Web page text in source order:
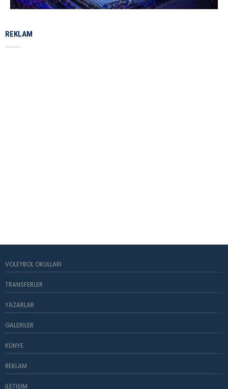
REKLAM
VOLEYBOL OKULLARI
TRANSFERLER
YAZARLAR
GALERILER
KÜNYE
REKLAM
İLETIŞIM